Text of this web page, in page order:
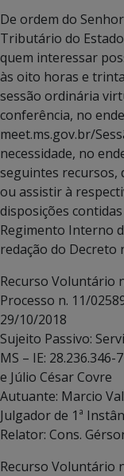
De ordem do
Tributário do
quem interessar
às oito horas e
sessão ordinária
conferência, no
meet.ms.gov.br/
necessidade, no
seguintes recursos,
ou assistir à
disposições contidas
Regimento Interno
redação do Decreto
Recurso Voluntário
Processo n. 11/
29/10/2018
Sujeito Passivo:
MS – IE:
e Júlio César Covre
Autuante: Marcio
Julgador de 1ª
Relator: Cons.
Recurso Voluntário